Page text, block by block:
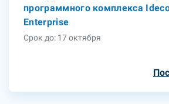
программного комплекса
Enterprise
Срок до: 17 октября